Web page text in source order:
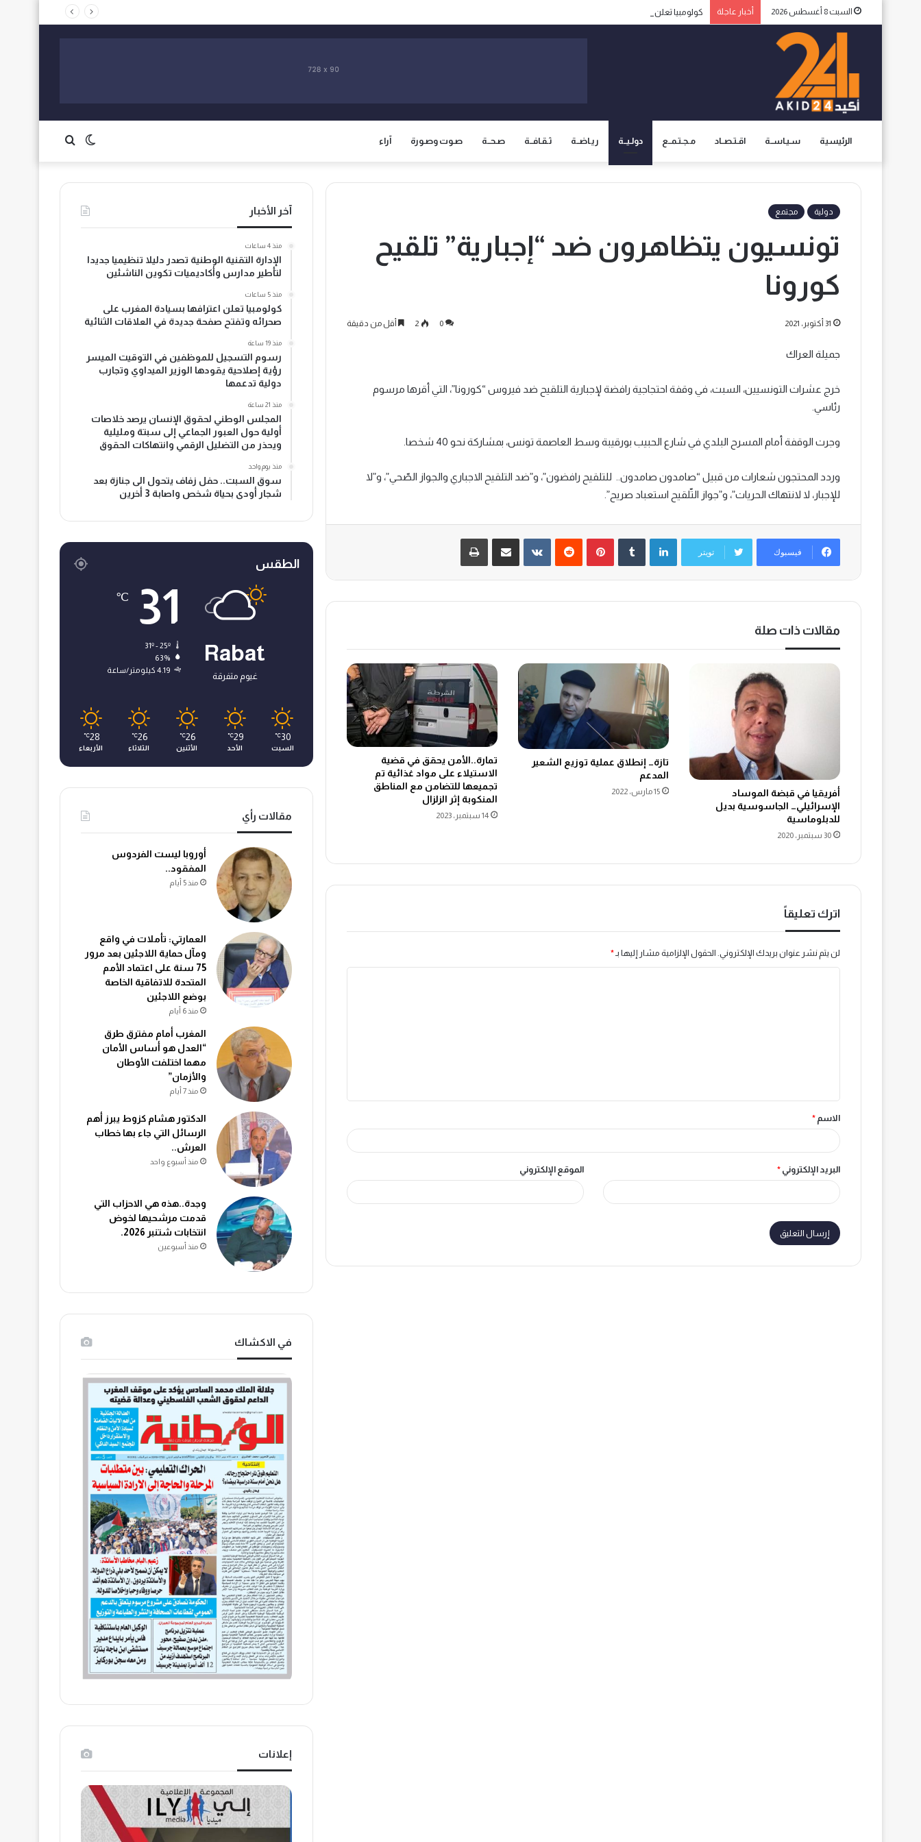
السبت 8 أغسطس 2026 أخبار عاجلة كولومبيا تعلن اعترافها بسيادة المغرب على صحرائه وتفتح صفحة جديدة في العلاقات الثنائية
الرئيسية سـيـاســة اقـتـصــاد مـجـتـمــع دولـيــة ريـاضــة ثـقـافــة صـحــة صـوت وصـورة آراء الوضع
المظلم
دولية مجتمع
تونسيون يتظاهرون ضد “إجبارية” تلقيح
كورونا
31 أكتوبر، 2021 0
2 أقل من دقيقة
جميلة العراك
خرج عشرات التونسيين، السبت، في وقفة احتجاجية رافضة لإجبارية التلقيح ضد فيروس “كورونا”، التي أقرها مرسوم
رئاسي.
وجرت الوقفة أمام المسرح البلدي في شارع الحبيب بورقيبة وسط العاصمة تونس، بمشاركة نحو 40 شخصا.
وردد المحتجون شعارات من قبيل “صامدون صامدون.. للتلقيح رافضون”، و”ضد التلقيح الاجباري والجواز الصّحي”، و”لا
للإجبار، لا لانتهاك الحريات”، و”جواز التّلقيح استعباد صريح”.
فيسبوك تويتر
لينكدإن بينتيريست ‏VKontakte
مقالات ذات صلة
أفريقيا في قبضة الموساد
الإسرائيلي… الجاسوسية بديل
للدبلوماسية
30 سبتمبر، 2020
تازة… إنطلاق عملية توزيع الشعير
المدعم
15 مارس، 2022
تمارة..الأمن يحقق في قضية
الاستيلاء على مواد غذائية تم
تجميعها للتضامن مع المناطق
المنكوبة إثر الزلزال
14 سبتمبر، 2023
اترك تعليقاً
لن يتم نشر عنوان بريدك الإلكتروني. الحقول الإلزامية مشار إليها بـ*
ق
*
الاسم *
البريد الإلكتروني * الموقع الإلكتروني
آخر الأخبار
منذ 4 ساعات
الإدارة التقنية الوطنية تصدر دليلا تنظيميا جديدا
لتأطير مدارس وأكاديميات تكوين الناشئين
منذ 5 ساعات
كولومبيا تعلن اعترافها بسيادة المغرب على
صحرائه وتفتح صفحة جديدة في العلاقات الثنائية
منذ 19 ساعة
رسوم التسجيل للموظفين في التوقيت الميسر
رؤية إصلاحية يقودها الوزير الميداوي وتجارب
دولية تدعمها
منذ 21 ساعة
المجلس الوطني لحقوق الإنسان يرصد خلاصات
أولية حول العبور الجماعي إلى سبتة ومليلية
ويحذر من التضليل الرقمي وانتهاكات الحقوق
منذ يوم واحد
سوق السبت.. حفل زفاف يتحول الى جنازة بعد
شجار أودى بحياة شخص واصابة 3 أخرين
الطقس
Rabat
غيوم متفرقة
31
℃
63%
4.19 كيلومتر/ساعة
30
℃
السبت
29
℃
الأحد
26
℃
الأثنين
26
℃
الثلاثاء
28
℃
الأربعاء
مقالات رأي
أوروبا ليست الفردوس
المفقود..
منذ 5 أيام
العمارتي: تأملات في واقع
ومآل حماية اللاجئين بعد مرور
75 سنة على اعتماد الأمم
المتحدة للاتفاقية الخاصة
بوضع اللاجئين
منذ 6 أيام
المغرب أمام مفترق طرق
“العدل هو أساس الأمان
مهما اختلفت الأوطان
والأزمان”
منذ 7 أيام
الدكتور هشام كزوط يبرز أهم
الرسائل التي جاء بها خطاب
العرش..
منذ أسبوع واحد
وجدة..هذه هي الاحزاب التي
قدمت مرشحيها لخوض
انتخابات شتنبر 2026.
منذ أسبوعين
في الاكشاك
إعلانات